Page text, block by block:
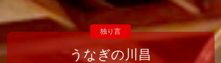
うなぎの川昌
独り言